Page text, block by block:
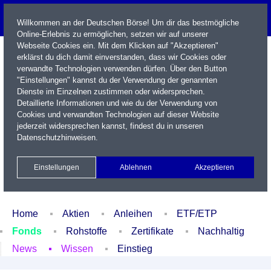
Name / WKN / ISIN / Kürzel
Xetra Realtime
Watchlist Portfolio Login
Home Aktien Anleihen
ETF/ETP
Fonds
Rohstoffe Zertifikate
Nachhaltig
News
Wissen Einstieg
Willkommen an der Deutschen Börse! Um dir das bestmögliche
Online-Erlebnis zu ermöglichen, setzen wir auf unserer
Webseite Cookies ein. Mit dem Klicken auf "Akzeptieren"
erklärst du dich damit einverstanden, dass wir Cookies oder
verwandte Technologien verwenden dürfen. Über den Button
"Einstellungen" kannst du der Verwendung der genannten
Dienste im Einzelnen zustimmen oder widersprechen.
Detaillierte Informationen und wie du der Verwendung von
Cookies und verwandten Technologien auf dieser Website
jederzeit widersprechen kannst, findest du in unseren
Datenschutzhinweisen.
Einstellungen Ablehnen Akzeptieren